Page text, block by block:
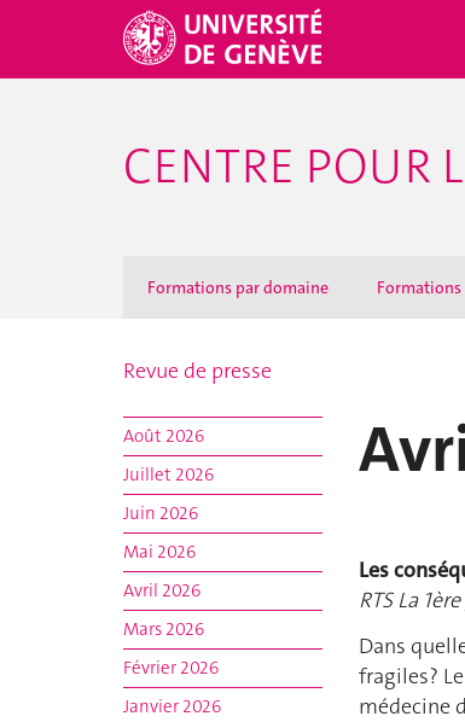
CENTRE POUR
Formations par domaine
Revue de presse
Août 2026
Juillet 2026
Juin 2026
Mai 2026
Avril 2026
Mars 2026
Février 2026
Janvier 2026
Les
RTS La
Dans
fragiles?
médecine